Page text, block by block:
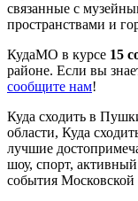
связанные с
пространствами и
КудаМО в курсе 15
районе. Если вы
сообщите нам!
Куда сходить в
области, Куда
лучшие
шоу, спорт,
события Московской